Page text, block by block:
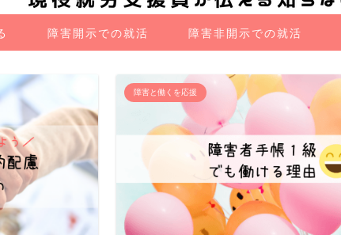
障害開示での就活 障害非開示での就活
障害と働くを応援